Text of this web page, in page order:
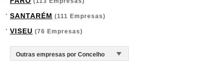
SANTARÉM (111 Empresas)
VISEU (76 Empresas)